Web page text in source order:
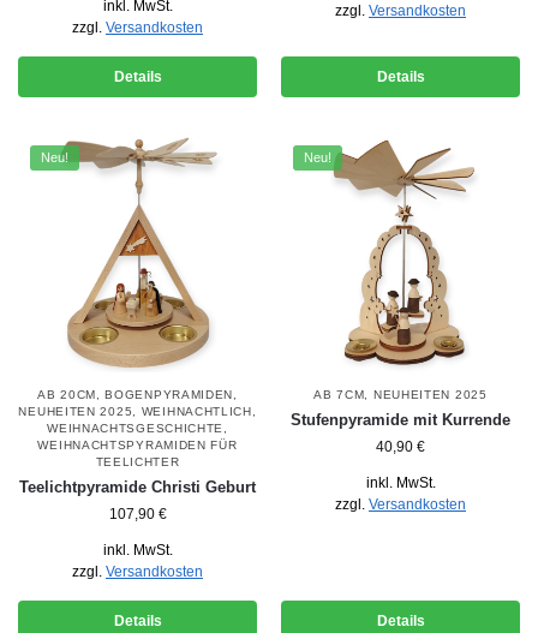
inkl. MwSt.
zzgl. Versandkosten
Details
zzgl. Versandkosten
Details
Neu!
AB 20CM ,BOGENPYRAMIDEN
NEUHEITEN 2025
WEIHNACHTLICH
WEIHNACHTSGESCHICHTE
WEIHNACHTSPYRAMIDEN FÜR
TEELICHTER
Teelichtpyramide Christi Geburt
107,90 €
inkl. MwSt.
zzgl. Versandkosten
Details
Neu!
AB 7CM NEUHEITEN 2025
Stufenpyramide mit Kurrende
40,90 €
inkl. MwSt.
zzgl. Versandkosten
Details